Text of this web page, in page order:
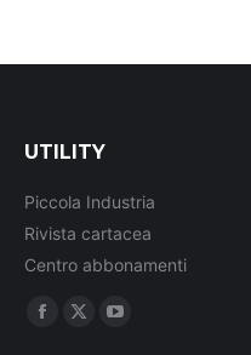
UTILITY
Piccola Industria
Rivista cartacea
Centro abbonamenti
Ci puoi trovare su:
Facebook
X